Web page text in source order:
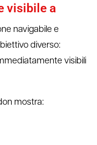
visibile a
navigabile e
diverso:
visibili
mostra: